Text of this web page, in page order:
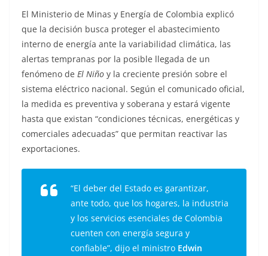
El Ministerio de Minas y Energía de Colombia explicó
que la decisión busca proteger el abastecimiento
interno de energía ante la variabilidad climática, las
alertas tempranas por la posible llegada de un
fenómeno de El Niño y la creciente presión sobre el
sistema eléctrico nacional. Según el comunicado oficial,
la medida es preventiva y soberana y estará vigente
hasta que existan “condiciones técnicas, energéticas y
comerciales adecuadas” que permitan reactivar las
exportaciones.
“El deber del Estado es garantizar,
ante todo, que los hogares, la industria
y los servicios esenciales de Colombia
cuenten con energía segura y
confiable”, dijo el ministro Edwin